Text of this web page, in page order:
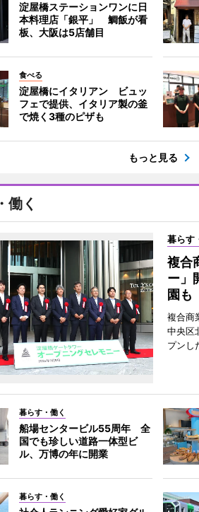
淀屋橋ステーションワンに日
本料理店「銀平」 鯛飯が看
板、大阪は5店舗目
食べる
淀屋橋にイタリアン ビュッ
フェで提供、イタリア製の釜
で焼く3種のピザも
もっと見る
働く
暮らす
複合
ー」
園も
複合商
中央区
プンし
暮らす・働く
船場センタービル55周年 全
国でも珍しい道路一体型ビ
ル、万博の年に開業
暮らす・働く